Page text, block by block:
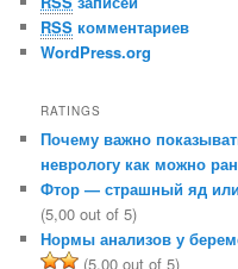
RSS комментариев
WordPress.org
RATINGS
Почему важно
неврологу как можно
Фтор — страшный яд или
(5,00 out of 5)
Нормы анализов у
(5,00 out of 5)